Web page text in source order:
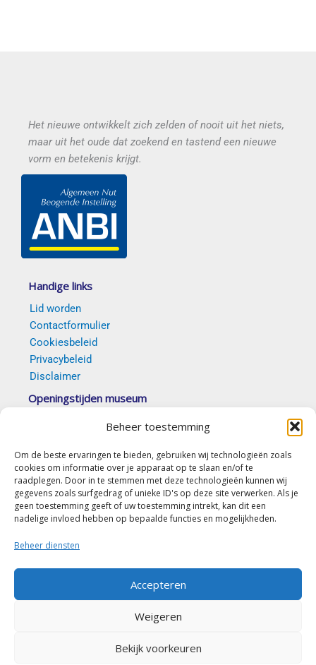
Beheer toestemming
Om de beste ervaringen te bieden, gebruiken wij technologieën zoals
cookies om informatie over je apparaat op te slaan en/of te
raadplegen. Door in te stemmen met deze technologieën kunnen wij
gegevens zoals surfgedrag of unieke ID's op deze site verwerken. Als je
geen toestemming geeft of uw toestemming intrekt, kan dit een
nadelige invloed hebben op bepaalde functies en mogelijkheden.
Beheer diensten
Accepteren
Weigeren
Bekijk voorkeuren
Het nieuwe ontwikkelt zich zelden of nooit uit het niets,
maar uit het oude dat zoekend en tastend een nieuwe
vorm en betekenis krijgt.
Handige links
Lid worden
Contactformulier
Cookiesbeleid
Privacybeleid
Disclaimer
Openingstijden museum
derde zondag van de maand tussen 14.00 en 16.30
(c) Stichting Erfgoed Goirle “De Vyer Heertganghen”
Contact
5051 PD Goirle
secretariaat@erfgoedgoirle.nl
(+31) (0)13-5348972
(do en zat van 09.00 tot 12.00 uur)